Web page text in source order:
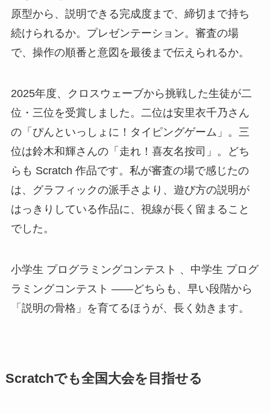
原型から、説明できる完成度まで、締切まで持ち
続けられるか。プレゼンテーション。審査の場
で、操作の順番と意図を最後まで伝えられるか。
2025年度、クロスウェーブから挑戦した生徒が二
位・三位を受賞しました。二位は安里衣千乃さん
の「ぴんといっしょに！タイピングゲーム」。三
位は鈴木和輝さんの「走れ！喜友名按司」。どち
らも Scratch 作品です。私が審査の場で感じたの
は、グラフィックの派手さより、遊び方の説明が
はっきりしている作品に、視線が長く留まること
でした。
小学生 プログラミングコンテスト 、中学生 プログ
ラミングコンテスト ——どちらも、早い段階から
「説明の骨格」を育てるほうが、長く効きます。
Scratchでも全国大会を目指せる